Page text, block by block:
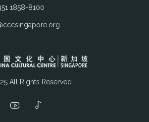
1858-8100
All Rights Reserved